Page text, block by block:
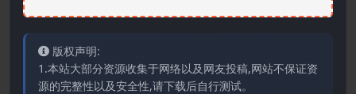
版权声明:
1.本站大部分资源收集于网络以及网友投稿,网站不保证资
源的完整性以及安全性,请下载后自行测试。